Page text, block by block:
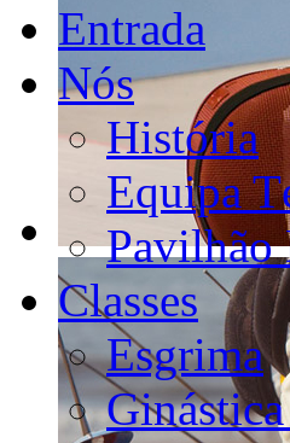
Entrada
Nós
História
Equipa
Pavilhão
Classes
Esgrima